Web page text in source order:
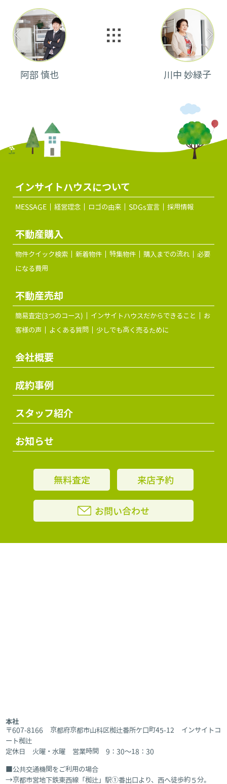
阿部 慎也 川中 妙緑子
インサイトハウスについて
MESSAGE 経営理念 ロゴの由来 SDGs宣言 採用情報
不動産購入
物件クイック検索 新着物件 特集物件 購入までの流れ
必要
になる費用
不動産売却
簡易査定(3つのコース) インサイトハウスだからできること
お
客様の声
よくある質問 少しでも高く売るために
会社概要
成約事例
スタッフ紹介
お知らせ
無料査定 来店予約
お問い合わせ
本社
〒607-8166 京都府京都市山科区椥辻番所ケ口町45-12 インサイトコ
ート椥辻
定休日 火曜・水曜 営業時間 9：30～18：30
公共交通機関をご利用の場合
京都市営地下鉄東西線「椥辻」駅①番出口より、西へ徒歩約５分。